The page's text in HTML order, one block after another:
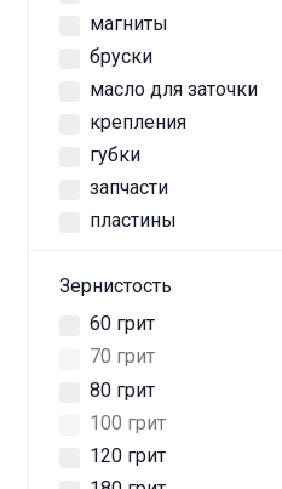
магниты
бруски
масло для заточки
крепления
губки
запчасти
пластины
Зернистость
60 грит
70 грит
80 грит
100 грит
120 грит